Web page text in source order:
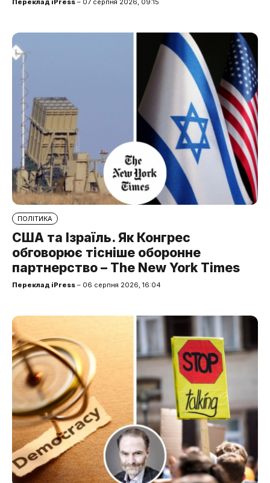
Переклад iPress – 07 серпня 2026, 09:15
ПОЛІТИКА
США та Ізраїль. Як Конгрес
обговорює тісніше оборонне
партнерство – The New York Times
Переклад iPress – 06 серпня 2026, 16:04